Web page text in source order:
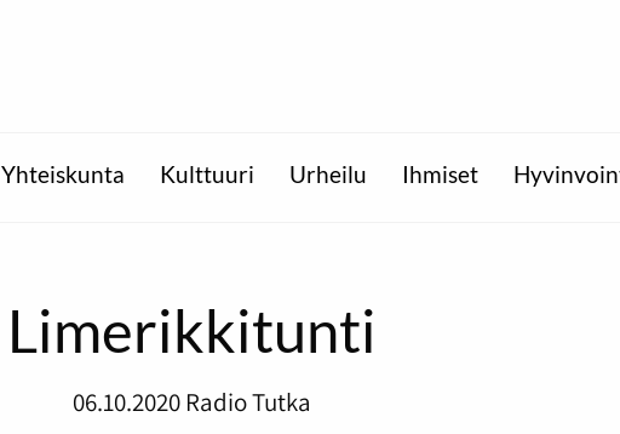
Yhteiskunta Kulttuuri Urheilu Ihmiset
Limerikkitunti
06.10.2020 Radio Tutka